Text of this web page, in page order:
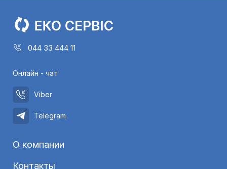
044 33 444 11
Онлайн - чат
Viber
Telegram
О компании
Контакты